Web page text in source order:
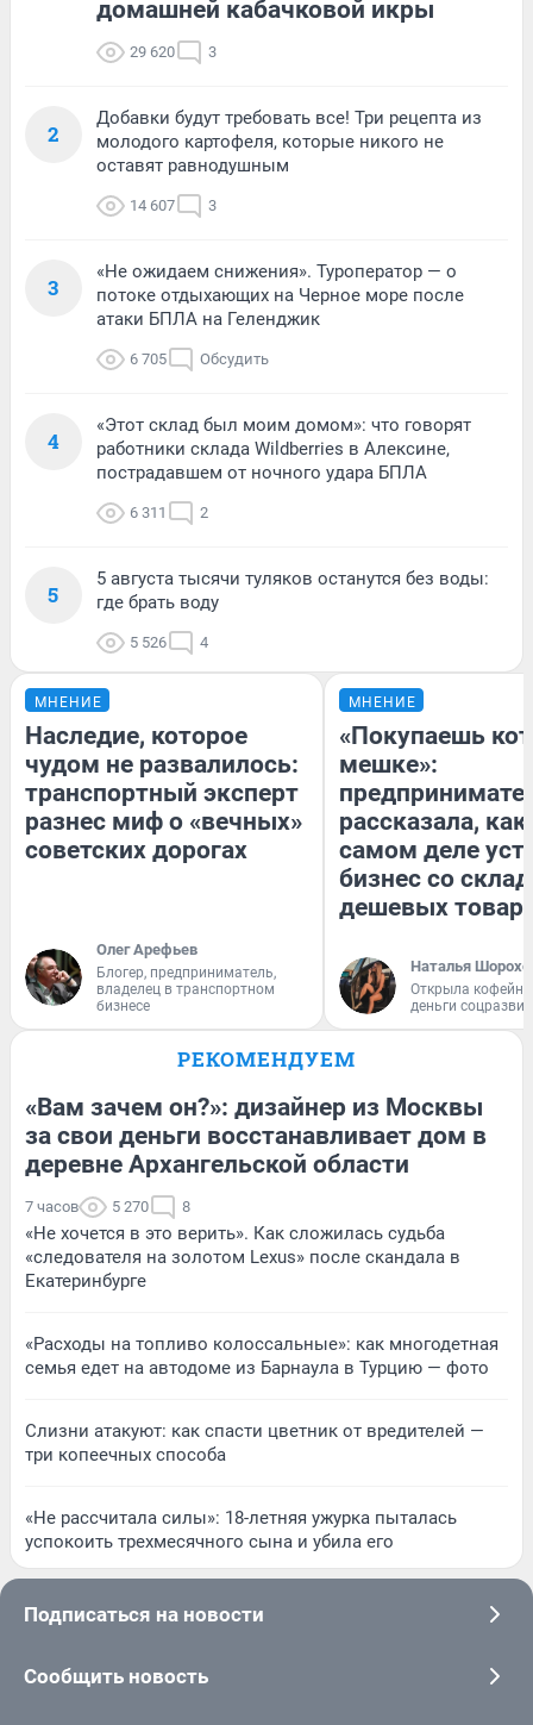
домашней кабачковой икры
29 620 3
2
Добавки будут требовать все! Три рецепта из
молодого картофеля, которые никого не
оставят равнодушным
14 607 3
3
«Не ожидаем снижения». Туроператор — о
потоке отдыхающих на Черное море после
атаки БПЛА на Геленджик
6 705 Обсудить
4
«Этот склад был моим домом»: что говорят
работники склада Wildberries в Алексине,
пострадавшем от ночного удара БПЛА
6 311 2
5
5 августа тысячи туляков останутся без воды:
где брать воду
5 526 4
МНЕНИЕ
Наследие, которое
чудом не развалилось:
транспортный эксперт
разнес миф о «вечных»
советских дорогах
Олег Арефьев
Блогер, предприниматель,
владелец в транспортном
бизнесе
МНЕНИЕ
«Покупаешь
мешке»:
рассказала, как
самом деле
бизнес со
дешевых
Наталья
Открыла
деньги
РЕКОМЕНДУЕМ
«Вам зачем он?»: дизайнер из Москвы
за свои деньги восстанавливает дом в
деревне Архангельской области
7 часов 5 270 8
«Не хочется в это верить». Как сложилась судьба
«следователя на золотом Lexus» после скандала в
Екатеринбурге
«Расходы на топливо колоссальные»: как многодетная
семья едет на автодоме из Барнаула в Турцию — фото
Слизни атакуют: как спасти цветник от вредителей —
три копеечных способа
«Не рассчитала силы»: 18-летняя ужурка пыталась
успокоить трехмесячного сына и убила его
Подписаться на новости
Сообщить новость